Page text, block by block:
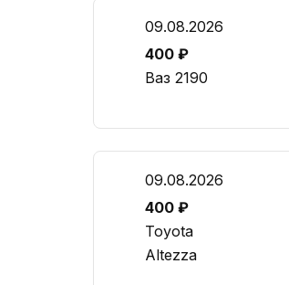
09.08.2026
400 ₽
Ваз 2190
09.08.2026
400 ₽
Toyota
Altezza